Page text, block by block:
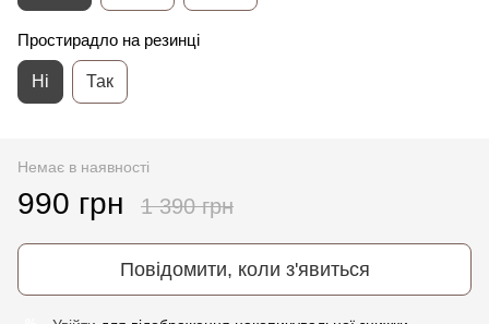
Простирадло на резинці
Ні Так
Немає в наявності
990 грн 1 390 грн
Повідомити, коли з'явиться